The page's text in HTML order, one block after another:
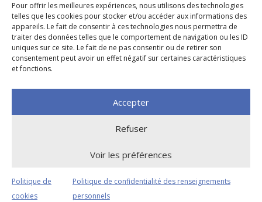
Pour offrir les meilleures expériences, nous utilisons des technologies
telles que les cookies pour stocker et/ou accéder aux informations des
appareils. Le fait de consentir à ces technologies nous permettra de
traiter des données telles que le comportement de navigation ou les ID
uniques sur ce site. Le fait de ne pas consentir ou de retirer son
consentement peut avoir un effet négatif sur certaines caractéristiques
et fonctions.
Accepter
Refuser
Voir les préférences
Politique de
cookies
Politique de confidentialité des renseignements
personnels
Politique de confidentialité
emploi Huntingdon
Conception web par